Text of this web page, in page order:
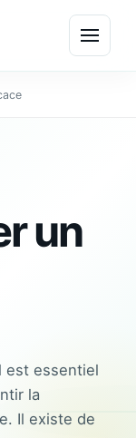
Menu
un
est essentiel
la
Il existe de